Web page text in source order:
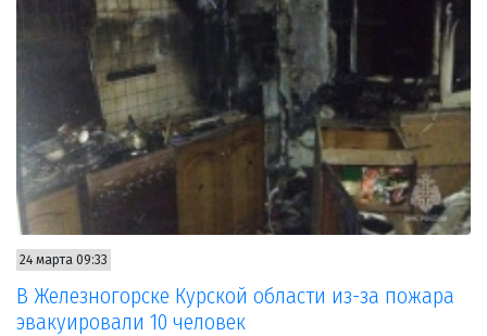
24 марта 09:33
В Железногорске Курской области из-за пожара
эвакуировали 10 человек